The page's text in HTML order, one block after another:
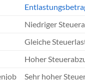
Niedriger
Gleiche
Hoher
Sehr hoher